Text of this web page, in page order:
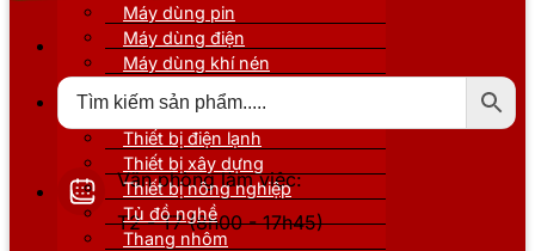
Văn phòng làm việc:
T2 - T7 (8h00 - 17h45)
Máy dùng pin
Máy dùng điện
Máy dùng khí nén
Thiết bị nâng đỡ
Thiết bị điện lạnh
Thiết bị xây dựng
Thiết bị nông nghiệp
Tủ đồ nghề
Thang nhôm